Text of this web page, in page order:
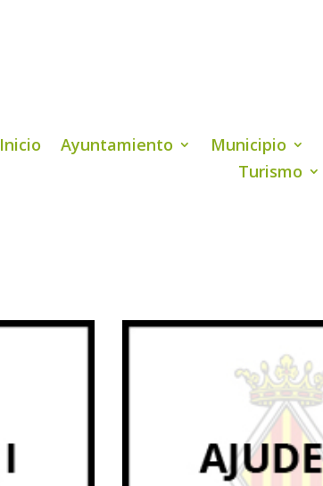
Inicio Ayuntamiento Municipio
Turismo